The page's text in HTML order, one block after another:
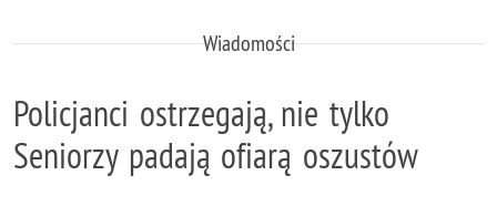
Wiadomości
Policjanci ostrzegają, nie tylko
Seniorzy padają ofiarą oszustów